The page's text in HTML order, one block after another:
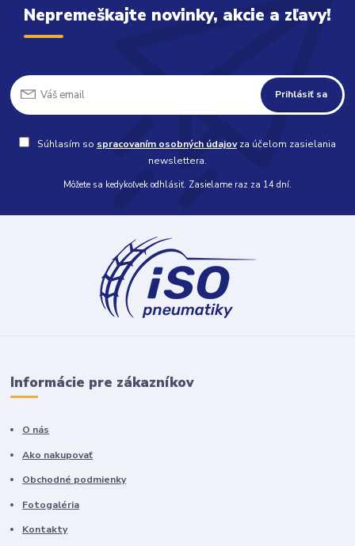
Nepremeškajte novinky, akcie a zľavy!
Prihlásiť sa
Súhlasím so spracovaním osobných údajovza účelom zasielania
newslettera.
Môžete sa kedykoľvek odhlásiť. Zasielame raz za 14 dní.
Informácie pre zákazníkov
O nás
Ako nakupovať
Obchodné podmienky
Fotogaléria
Kontakty